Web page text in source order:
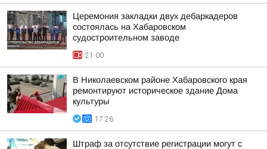
Церемония закладки двух дебаркадеров
состоялась на Хабаровском
судостроительном заводе
21:00
В Николаевском районе Хабаровского края
ремонтируют историческое здание Дома
культуры
17:26
Штраф за отсутствие регистрации могут с